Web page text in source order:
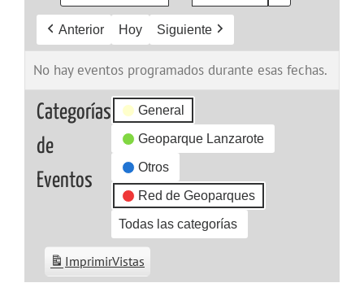
Anterior Hoy Siguiente
No hay eventos programados durante esas fechas.
Categorías
de
Eventos
General
Geoparque Lanzarote
Otros
Red de Geoparques
Todas las categorías
ImprimirVistas